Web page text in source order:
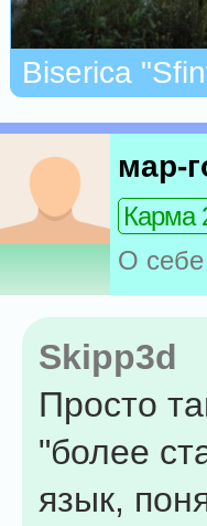
Biserica
мар-
Карма
О себе
Skipp3d
Просто
"более
язык,